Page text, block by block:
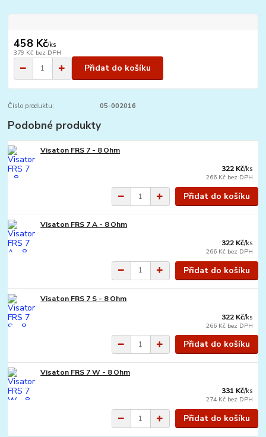
458 Kč/ks
379 Kč bez DPH
Přidat do košíku
Číslo produktu: 05-002016
Podobné produkty
Visaton FRS 7 - 8 Ohm
322 Kč/ks
266 Kč bez DPH
Přidat do košíku
Visaton FRS 7 A - 8 Ohm
322 Kč/ks
266 Kč bez DPH
Přidat do košíku
Visaton FRS 7 S - 8 Ohm
322 Kč/ks
266 Kč bez DPH
Přidat do košíku
Visaton FRS 7 W - 8 Ohm
331 Kč/ks
274 Kč bez DPH
Přidat do košíku